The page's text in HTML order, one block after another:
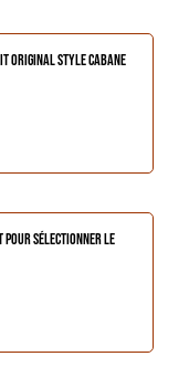
original style cabane
pour sélectionner le